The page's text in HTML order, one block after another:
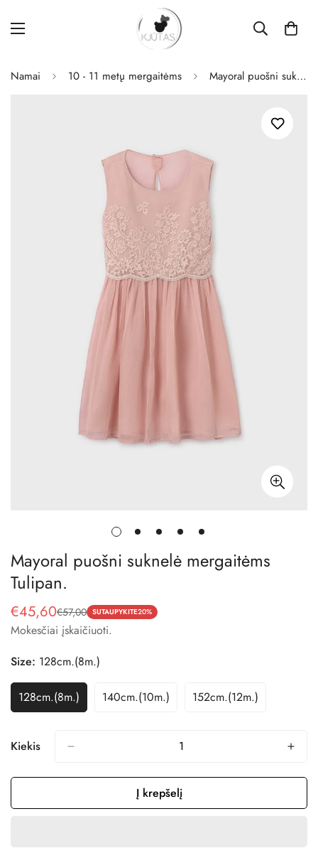
Namai 10 - 11 metų mergaitėms Mayoral puošni suknelė mergaitėms Tulipan.
Mayoral puošni suknelė mergaitėms
Tulipan.
Pardavimo
kaina
€45,60
Reguliari
kaina
€57,00 SUTAUPYKITE20%
Mokesčiai įskaičiuoti.
Size: 128cm.(8m.)
128cm.(8m.)
Variantas
Išparduotas
Nepasiekiamas
140cm.(10m.)
Variantas
Nepasiekiamas
152cm.(12m.)
Variantas
Nepasiekiamas
Kiekis
Į krepšelį